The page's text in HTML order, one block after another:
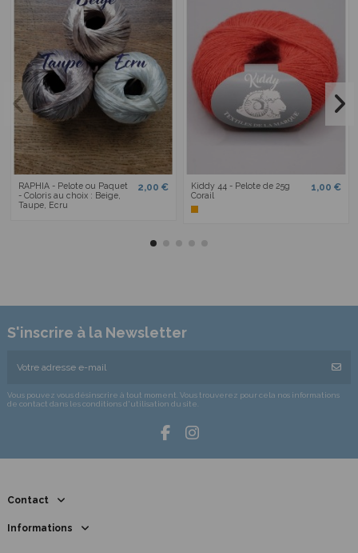
RAPHIA - Pelote ou Paquet
- Coloris au choix : Beige,
Taupe, Ecru
2,00 €
Kiddy 44 - Pelote de 25g
Corail
1,00 €
S'inscrire à la Newsletter
Vous pouvez vous désinscrire à tout moment. Vous trouverez pour cela nos informations
de contact dans les conditions d'utilisation du site.
Contact
Informations